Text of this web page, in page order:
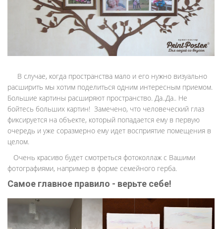
В случае, когда пространства мало и его нужно визуально
расширить мы хотим поделиться одним интересным приемом.
Большие картины расширяют пространство. Да..Да.. Не
бойтесь больших картин! Замечено, что человеческий глаз
фиксируется на объекте, который попадается ему в первую
очередь и уже соразмерно ему идет восприятие помещения в
целом.
Очень красиво будет смотреться фотоколлаж с Вашими
фотографиями, например в форме семейного герба.
Самое главное правило - верьте себе!